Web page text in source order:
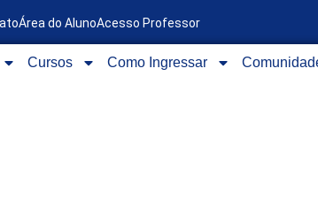
Área do AlunoAcesso Professor
Cursos Como Ingressar